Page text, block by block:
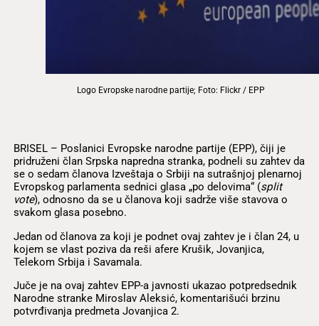
Logo Evropske narodne partije; Foto: Flickr / EPP
BRISEL – Poslanici Evropske narodne partije (EPP), čiji je
pridruženi član Srpska napredna stranka, podneli su zahtev da
se o sedam članova Izveštaja o Srbiji na sutrašnjoj plenarnoj
Evropskog parlamenta sednici glasa „po delovima“ (split
vote), odnosno da se u članova koji sadrže više stavova o
svakom glasa posebno.
Jedan od članova za koji je podnet ovaj zahtev je i član 24, u
kojem se vlast poziva da reši afere Krušik, Jovanjica,
Telekom Srbija i Savamala.
Juče je na ovaj zahtev EPP-a javnosti ukazao potpredsednik
Narodne stranke Miroslav Aleksić, komentarišući brzinu
potvrđivanja predmeta Jovanjica 2.